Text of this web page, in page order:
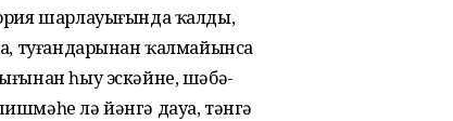
шарлауығында ҡалды,
туғандарынан ҡалмайынса
һыу эскәйне, шәбә­
лә йәнгә дауа, тәнгә